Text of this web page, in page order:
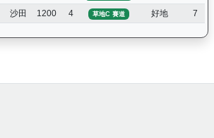
沙田 1200 4 草地C 賽道 好地 7